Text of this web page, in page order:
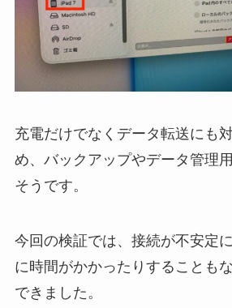
充電だけでなくデータ転送にも
め、バックアップやデータ管理
そうです。
今回の検証では、接続が不安定
に時間がかかったりすることも
できました。